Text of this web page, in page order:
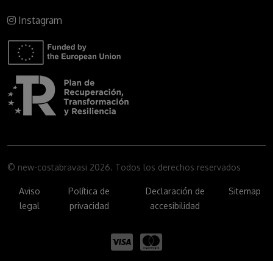
Instagram
© new-costabravasi 2026. Todos los derechos reservados
Aviso
legal
Política de
privacidad
Declaración de
accesibilidad
Sitemap